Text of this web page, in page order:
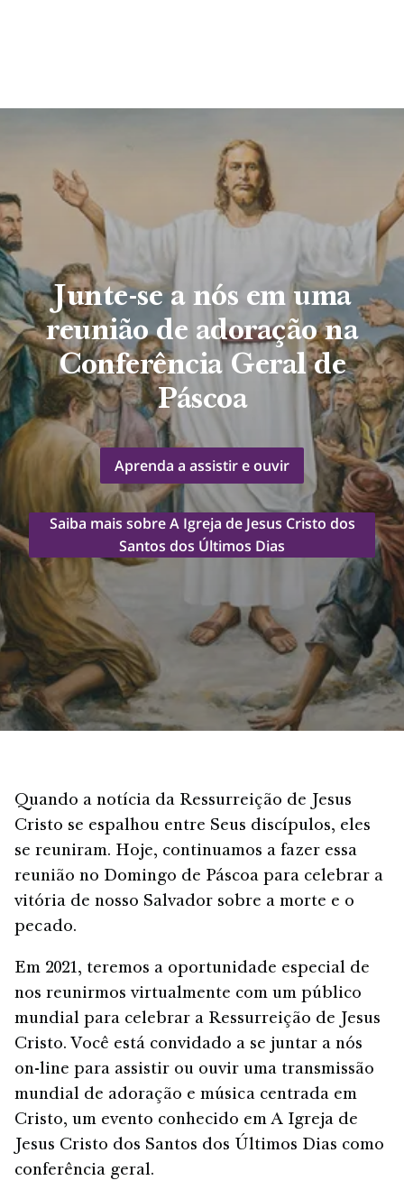
Junte-se a nós em uma
reunião de adoração na
Conferência Geral de
Páscoa
Aprenda a assistir e ouvir
Saiba mais sobre A Igreja de Jesus Cristo dos
Santos dos Últimos Dias
Quando a notícia da Ressurreição de Jesus
Cristo se espalhou entre Seus discípulos, eles
se reuniram. Hoje, continuamos a fazer essa
reunião no Domingo de Páscoa para celebrar a
vitória de nosso Salvador sobre a morte e o
pecado.
Em 2021, teremos a oportunidade especial de
nos reunirmos virtualmente com um público
mundial para celebrar a Ressurreição de Jesus
Cristo. Você está convidado a se juntar a nós
on-line para assistir ou ouvir uma transmissão
mundial de adoração e música centrada em
Cristo, um evento conhecido em A Igreja de
Jesus Cristo dos Santos dos Últimos Dias como
conferência geral.